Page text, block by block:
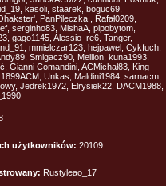
kasoli, staarek, boguc69,
PanPileczka , Rafał0209,
serginho83, MishaA, pipobytom,
gago1145, Alessio_re6, Tanger,
mmielczar123, hejpawel, Cykfuch,
Smigacz90, Mellion, kuna1993,
Gianni Comandini, ACMichał83, King
Unkas, Maldini1984, sarnacm,
Jedrek1972, Elrysiek22, DACM1988,
użytkowników: 20109
Rustyleao_17